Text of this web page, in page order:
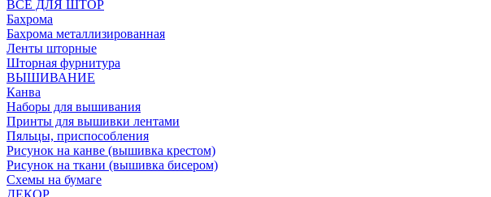
ВСЕ ДЛЯ ШТОР
Бахрома
Бахрома металлизированная
Ленты шторные
Шторная фурнитура
ВЫШИВАНИЕ
Канва
Наборы для вышивания
Принты для вышивки лентами
Пяльцы, приспособления
Рисунок на канве (вышивка крестом)
Рисунок на ткани (вышивка бисером)
Схемы на бумаге
ДЕКОР